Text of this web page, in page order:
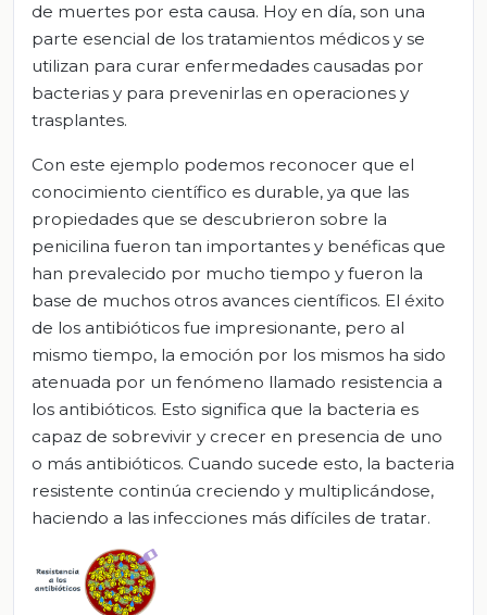
de muertes por esta causa. Hoy en día, son una
parte esencial de los tratamientos médicos y se
utilizan para curar enfermedades causadas por
bacterias y para prevenirlas en operaciones y
trasplantes.
Con este ejemplo podemos reconocer que el
conocimiento científico es durable, ya que las
propiedades que se descubrieron sobre la
penicilina fueron tan importantes y benéficas que
han prevalecido por mucho tiempo y fueron la
base de muchos otros avances científicos. El éxito
de los antibióticos fue impresionante, pero al
mismo tiempo, la emoción por los mismos ha sido
atenuada por un fenómeno llamado resistencia a
los antibióticos. Esto significa que la bacteria es
capaz de sobrevivir y crecer en presencia de uno
o más antibióticos. Cuando sucede esto, la bacteria
resistente continúa creciendo y multiplicándose,
haciendo a las infecciones más difíciles de tratar.